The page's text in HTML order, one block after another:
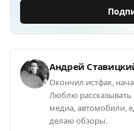
Андрей
Окончил истфак,
Люблю рассказывать
медиа, автомобили,
делаю обзоры.